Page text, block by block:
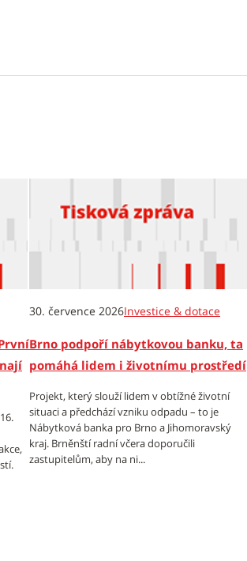
30. července 2026Investice & dotace
Brno podpoří nábytkovou banku, ta
pomáhá lidem i životnímu prostředí
Projekt, který slouží lidem v obtížné životní
situaci a předchází vzniku odpadu – to je
Nábytková banka pro Brno a Jihomoravský
kraj. Brněnští radní včera doporučili
zastupitelům, aby na ni...